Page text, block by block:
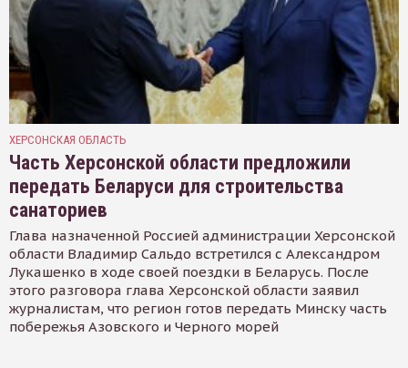
ХЕРСОНСКАЯ ОБЛАСТЬ
Часть Херсонской области предложили
передать Беларуси для строительства
санаториев
Глава назначенной Россией администрации Херсонской
области Владимир Сальдо встретился с Александром
Лукашенко в ходе своей поездки в Беларусь. После
этого разговора глава Херсонской области заявил
журналистам, что регион готов передать Минску часть
побережья Азовского и Черного морей